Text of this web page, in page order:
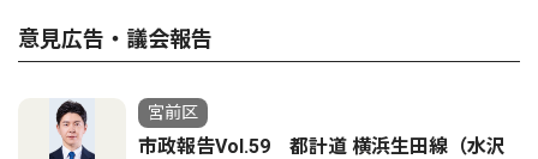
意見広告・議会報告
宮前区
市政報告Vol.59 都計道 横浜生田線（水沢